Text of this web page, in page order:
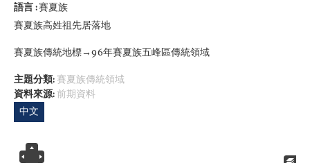
語言 賽夏族
賽夏族高姓祖先居落地
賽夏族傳統地標→96年賽夏族五峰區傳統領域
主題分類: 賽夏族傳統領域
資料來源:前期資料
中文